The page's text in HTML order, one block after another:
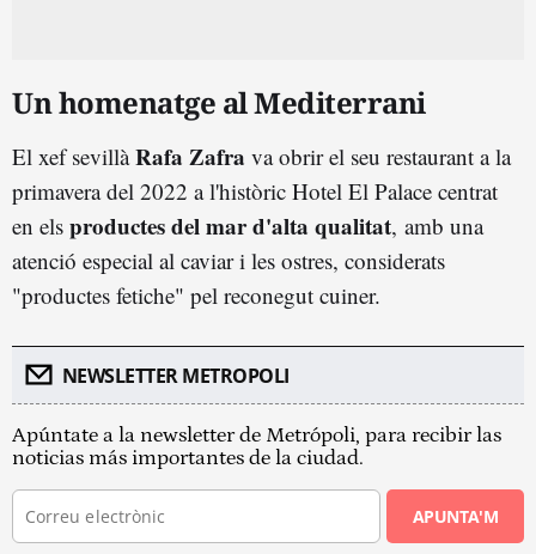
Un homenatge al Mediterrani
El xef sevillàRafa Zafra va obrir el seu restaurant a la
primavera del 2022 a l'històric Hotel El Palace centrat
en els productes del mar d'alta qualitat, amb una
atenció especial al caviar i les ostres, considerats
"productes fetiche" pel reconegut cuiner.
NEWSLETTER METROPOLI
Apúntate a la newsletter de Metrópoli, para recibir las
noticias más importantes de la ciudad.
APUNTA'M